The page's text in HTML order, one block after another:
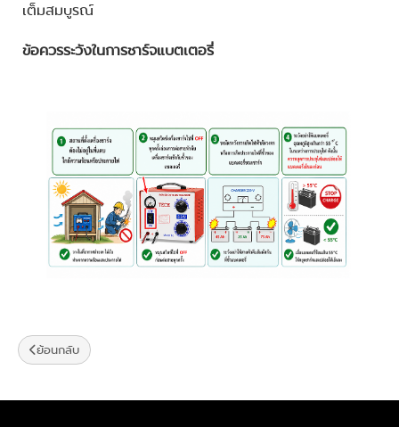
เต็มสมบูรณ์
ข้อควรระวังในการชาร์จแบตเตอรี่
ย้อนกลับ